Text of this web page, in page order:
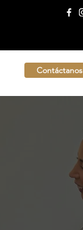
Contáctanos